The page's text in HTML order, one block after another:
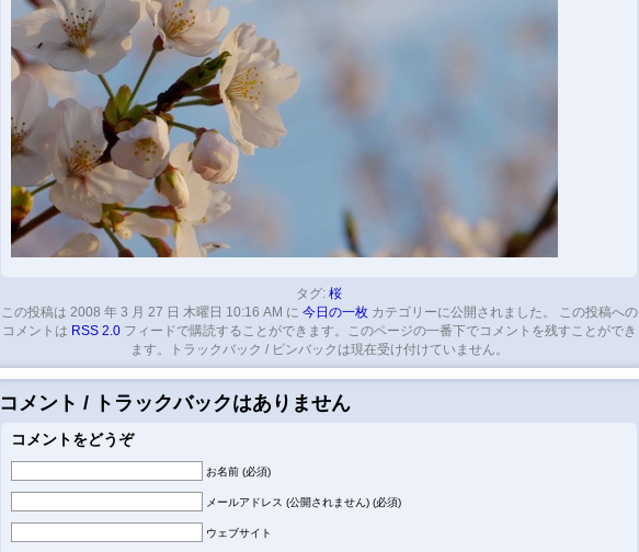
タグ: 桜
この投稿は 2008 年 3 月 27 日 木曜日 10:16 AM に 今日の一枚カテゴリーに公開されました。 この投稿への
コメントは RSS 2.0フィードで購読することができます。このページの一番下でコメントを残すことができ
ます。トラックバック / ピンバックは現在受け付けていません。
コメント / トラックバックはありません
コメントをどうぞ
お名前 (必須)
メールアドレス (公開されません) (必須)
ウェブサイト